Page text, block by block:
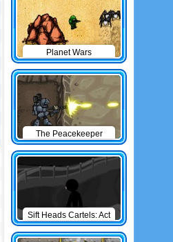
Planet Wars
The Peacekeeper
Sift Heads Cartels: Act
1